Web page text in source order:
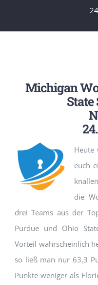
Michigan
State
Heute
euch
die
drei Teams aus der
Purdue und Ohio
Vorteil wahrscheinlich
so ließ man nur 63,3
Punkte weniger als